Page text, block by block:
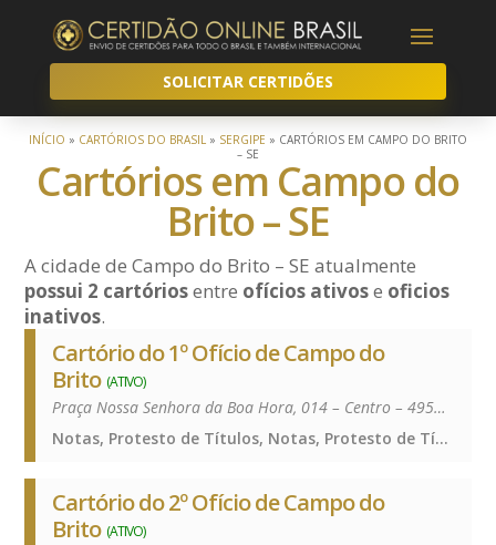
SOLICITAR CERTIDÕES
INÍCIO » CARTÓRIOS DO BRASIL » SERGIPE » CARTÓRIOS EM CAMPO DO BRITO
– SE
Cartórios em Campo do
Brito – SE
A cidade de Campo do Brito – SE atualmente
possui 2 cartóriosentre ofícios ativose oficios
inativos.
Cartório do 1º Ofício de Campo do
Brito (ATIVO)
Praça Nossa Senhora da Boa Hora, 014 – Centro – 49520-000
Notas, Protesto de Títulos, Notas, Protesto de Títulos, Notas, Protesto de Títulos
Cartório do 2º Ofício de Campo do
Brito (ATIVO)